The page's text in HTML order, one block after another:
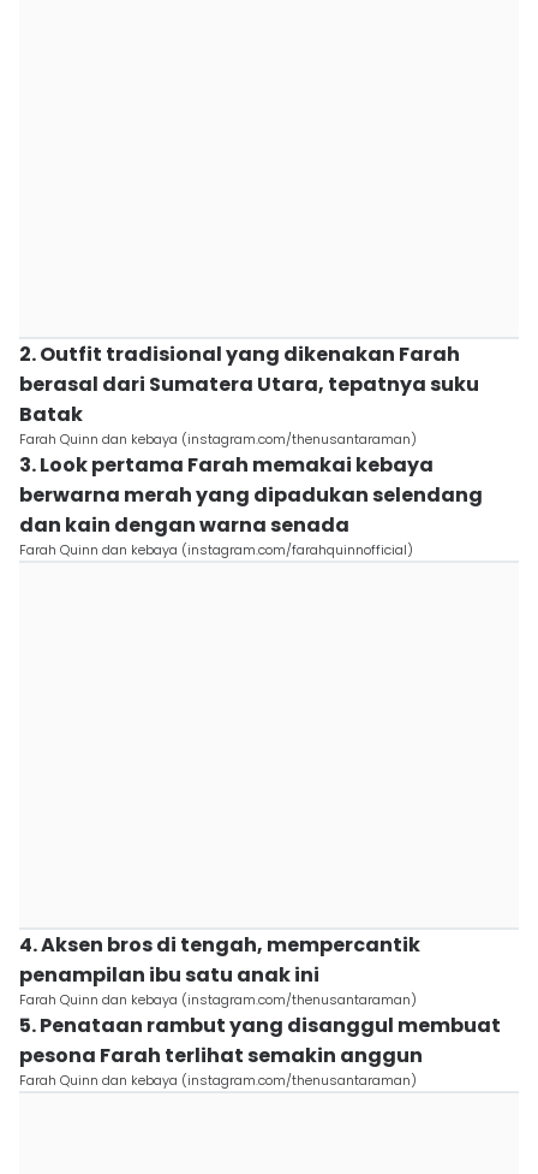
2. Outfit tradisional yang dikenakan Farah
berasal dari Sumatera Utara, tepatnya suku
Batak
Farah Quinn dan kebaya (instagram.com/thenusantaraman)
3. Look pertama Farah memakai kebaya
berwarna merah yang dipadukan selendang
dan kain dengan warna senada
Farah Quinn dan kebaya (instagram.com/farahquinnofficial)
4. Aksen bros di tengah, mempercantik
penampilan ibu satu anak ini
Farah Quinn dan kebaya (instagram.com/thenusantaraman)
5. Penataan rambut yang disanggul membuat
pesona Farah terlihat semakin anggun
Farah Quinn dan kebaya (instagram.com/thenusantaraman)